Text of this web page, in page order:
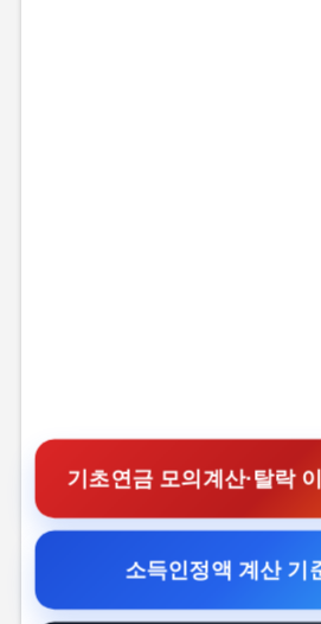
기초연금 모의계산·탈락
소득인정액 계산 기